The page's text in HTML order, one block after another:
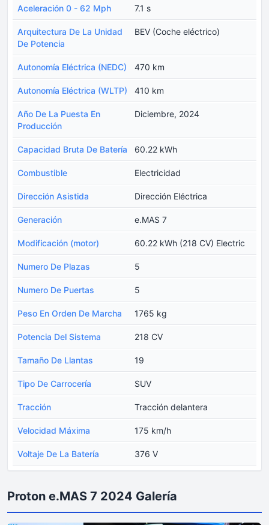
Aceleración 0 - 62 Mph 7.1 s
Arquitectura De La Unidad
De Potencia
BEV (Coche eléctrico)
Autonomía Eléctrica (NEDC) 470 km
Autonomía Eléctrica (WLTP) 410 km
Año De La Puesta En
Producción
Diciembre, 2024
Capacidad Bruta De Batería 60.22 kWh
Combustible Electricidad
Dirección Asistida Dirección Eléctrica
Generación e.MAS 7
Modificación (motor) 60.22 kWh (218 CV) Electric
Numero De Plazas 5
Numero De Puertas 5
Peso En Orden De Marcha 1765 kg
Potencia Del Sistema 218 CV
Tamaño De Llantas 19
Tipo De Carrocería SUV
Tracción Tracción delantera
Velocidad Máxima 175 km/h
Voltaje De La Batería 376 V
Proton e.MAS 7 2024 Galería